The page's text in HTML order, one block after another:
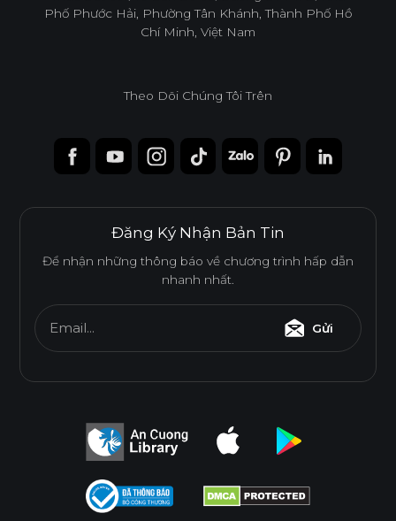
Phố Phước Hải, Phường Tân Khánh, Thành Phố Hồ
Chí Minh, Việt Nam
Theo Dõi Chúng Tôi Trên
Đăng Ký Nhận Bản Tin
Để nhận những thông báo về chương trình hấp dẫn
nhanh nhất.
Email... Gửi